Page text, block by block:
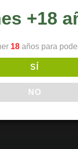
+18
18 años para
SÍ
NO